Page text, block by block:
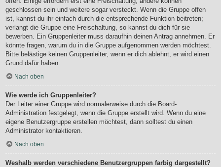
geschlossen sein und weitere sogar versteckt. Wenn die Gruppe offen
ist, kannst du ihr einfach durch die entsprechende Funktion beitreten;
verlangt die Gruppe eine Freischaltung, so kannst du dich für sie
bewerben. Ein Gruppenleiter muss daraufhin deinen Antrag annehmen. Er
könnte fragen, warum du in die Gruppe aufgenommen werden möchtest.
Bitte belästige keinen Gruppenleiter, wenn er dich ablehnt, er wird einen
Grund dafür haben.
Nach oben
Wie werde ich Gruppenleiter?
Der Leiter einer Gruppe wird normalerweise durch die Board-
Administration festgelegt, wenn die Gruppe erstellt wird. Wenn du eine
eigene Benutzergruppe erstellen möchtest, dann solltest du einen
Administrator kontaktieren.
Nach oben
Weshalb werden verschiedene Benutzergruppen farbig dargestellt?